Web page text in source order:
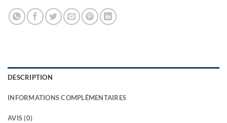
DESCRIPTION
INFORMATIONS COMPLÉMENTAIRES
AVIS (0)